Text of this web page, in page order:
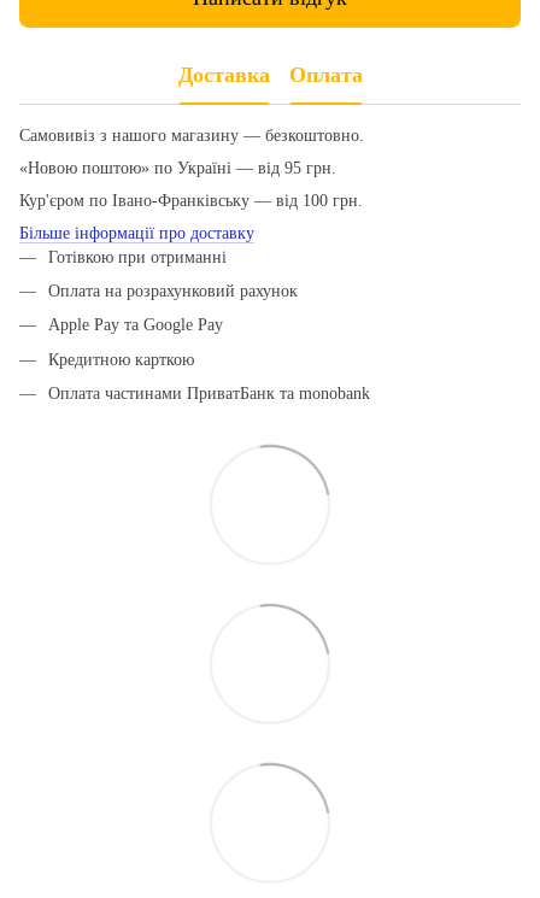
Доставка Оплата
Самовивіз з нашого магазину — безкоштовно.
«Новою поштою» по Україні — від 95 грн.
Кур'єром по Івано-Франківську — від 100 грн.
Більше інформації про доставку
Готівкою при отриманні
Оплата на розрахунковий рахунок
Apple Pay та Google Pay
Кредитною карткою
Оплата частинами ПриватБанк та monobank